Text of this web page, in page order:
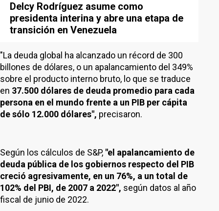
Delcy Rodríguez asume como
presidenta interina y abre una etapa de
transición en Venezuela
"La deuda global ha alcanzado un récord de 300
billones de dólares, o un apalancamiento del 349%
sobre el producto interno bruto, lo que se traduce
en 37.500 dólares de deuda promedio para cada
persona en el mundo frente a un PIB per cápita
de sólo 12.000 dólares", precisaron.
Según los cálculos de S&P, "el apalancamiento de
deuda pública de los gobiernos respecto del PIB
creció agresivamente, en un 76%, a un total de
102% del PBI, de 2007 a 2022", según datos al año
fiscal de junio de 2022.